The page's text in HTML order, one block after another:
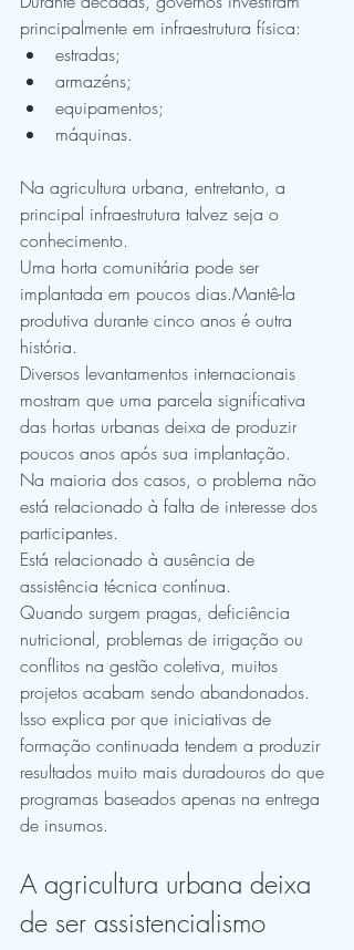
principalmente em infraestrutura física:
estradas;
armazéns;
equipamentos;
máquinas.
Na agricultura urbana, entretanto, a
principal infraestrutura talvez seja o
conhecimento.
Uma horta comunitária pode ser
implantada em poucos dias.Mantê-la
produtiva durante cinco anos é outra
história.
Diversos levantamentos internacionais
mostram que uma parcela significativa
das hortas urbanas deixa de produzir
poucos anos após sua implantação.
Na maioria dos casos, o problema não
está relacionado à falta de interesse dos
participantes.
Está relacionado à ausência de
assistência técnica contínua.
Quando surgem pragas, deficiência
nutricional, problemas de irrigação ou
conflitos na gestão coletiva, muitos
projetos acabam sendo abandonados.
Isso explica por que iniciativas de
formação continuada tendem a produzir
resultados muito mais duradouros do que
programas baseados apenas na entrega
de insumos.
A agricultura urbana deixa
de ser assistencialismo